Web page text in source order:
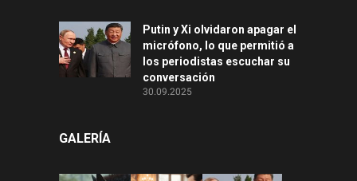
Putin y Xi olvidaron apagar el
micrófono, lo que permitió a
los periodistas escuchar su
conversación
30.09.2025
GALERÍA